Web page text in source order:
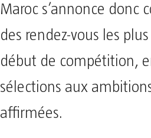
Maroc s’annonce donc
des rendez-vous les
début de compétition,
sélections aux
affirmées.